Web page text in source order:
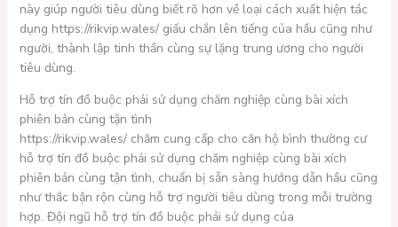
này giúp người tiêu dùng biết rõ hơn về loại cách xuất hiện tác
dụng https://rikvip.wales/ giấu chắn lên tiếng của hầu cũng như
người, thành lập tinh thần cùng sự lặng trung ương cho người
tiêu dùng.
Hỗ trợ tín đồ buộc phải sử dụng chăm nghiệp cùng bài xích
phiên bản cùng tận tình
https://rikvip.wales/ chăm cung cấp cho căn hộ bình thường cư
hỗ trợ tín đồ buộc phải sử dụng chăm nghiệp cùng bài xích
phiên bản cùng tận tình, chuẩn bị sẵn sàng hướng dẫn hầu cũng
như thắc bận rộn cùng hỗ trợ người tiêu dùng trong mỗi trường
hợp. Đội ngũ hỗ trợ tín đồ buộc phải sử dụng của